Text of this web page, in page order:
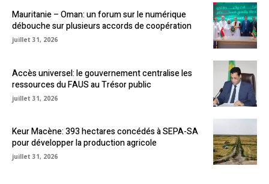
Mauritanie – Oman: un forum sur le numérique
débouche sur plusieurs accords de coopération
juillet 31, 2026
Accès universel: le gouvernement centralise les
ressources du FAUS au Trésor public
juillet 31, 2026
Keur Macène: 393 hectares concédés à SEPA-SA
pour développer la production agricole
juillet 31, 2026